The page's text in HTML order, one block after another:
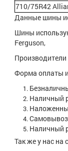
710/75R42
Данные шины
Шины
Ferguson,
Форма оплаты
Наличный
Самовывоз
Наличный
Так же у нас на